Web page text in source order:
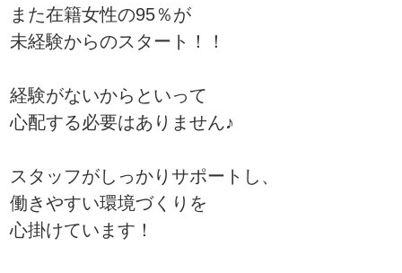
また在籍女性の95％が
未経験からのスタート！！
経験がないからといって
心配する必要はありません♪
スタッフがしっかりサポートし、
働きやすい環境づくりを
心掛けています！